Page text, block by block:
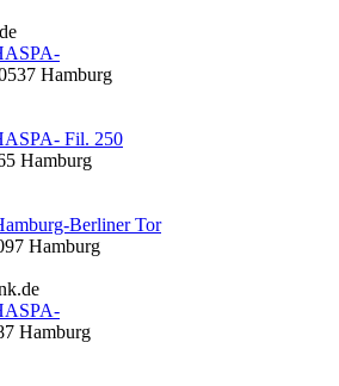
Hamburg
Fil. 250
Hamburg
Berliner Tor
Hamburg
Hamburg